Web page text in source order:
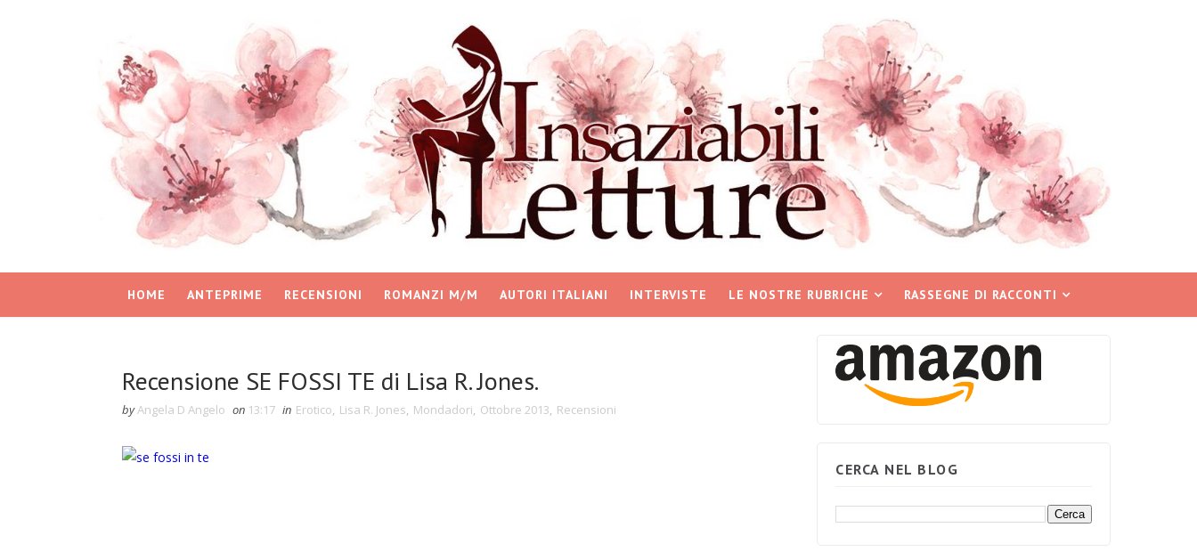
HOME ANTEPRIME RECENSIONI ROMANZI M/M AUTORI ITALIANI INTERVISTE LE NOSTRE RUBRICHE RASSEGNE DI RACCONTI
Recensione SE FOSSI TE di Lisa R. Jones.
byAngela D Angelo on 13:17 in Erotico, Lisa R. Jones, Mondadori, Ottobre 2013, Recensioni
CERCA NEL BLOG